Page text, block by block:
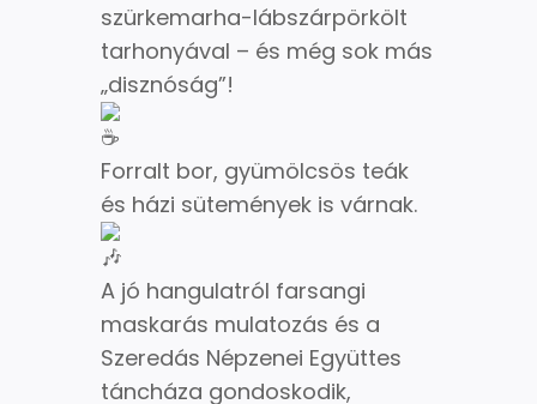
szürkemarha-lábszárpörkölt
tarhonyával – és még sok más
„disznóság”!
Forralt bor, gyümölcsös teák
és házi sütemények is várnak.
A jó hangulatról farsangi
maskarás mulatozás és a
Szeredás Népzenei Együttes
táncháza gondoskodik,